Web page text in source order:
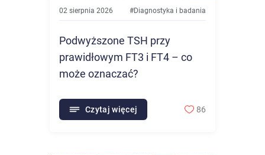
02 sierpnia 2026 #Diagnostyka i badania
Podwyższone TSH przy
prawidłowym FT3 i FT4 – co
może oznaczać?
Czytaj więcej 86